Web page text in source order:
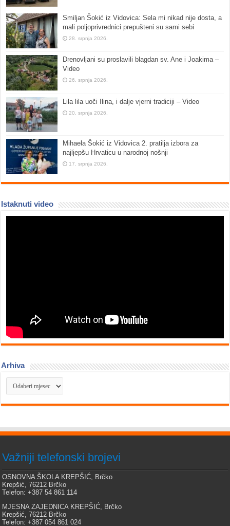
Smiljan Šokić iz Vidovica: Sela mi nikad nije dosta, a
mali poljoprivrednici prepušteni su sami sebi
28. srpnja 2026.
Drenovljani su proslavili blagdan sv. Ane i Joakima –
Video
26. srpnja 2026.
Lila lila uoči Ilina, i dalje vjerni tradiciji – Video
20. srpnja 2026.
Mihaela Šokić iz Vidovica 2. pratilja izbora za
najljepšu Hrvaticu u narodnoj nošnji
17. srpnja 2026.
Istaknuti video
Arhiva
Arhiva
Važniji telefonski brojevi
OSNOVNA ŠKOLA KREPŠIĆ, Brčko
Krepšić, 76212 Brčko
Telefon: +387 54 861 114
MJESNA ZAJEDNICA KREPŠIĆ, Brčko
Krepšić, 76212 Brčko
Telefon: +387 054 861 024